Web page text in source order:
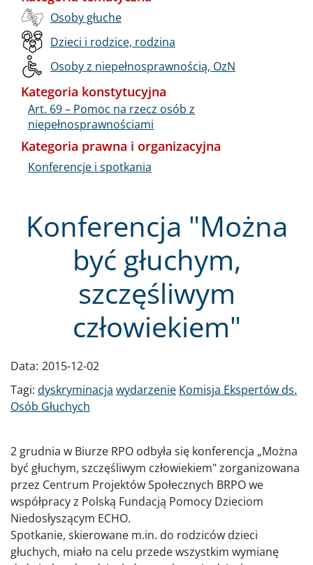
Konferencja "Można
być głuchym,
szczęśliwym
człowiekiem"
Data: 2015-12-02
Tagi: dyskryminacja wydarzenie Komisja Ekspertów ds.
Osób Głuchych
2 grudnia w Biurze RPO odbyła się konferencja „Można
być głuchym, szczęśliwym człowiekiem" zorganizowana
przez Centrum Projektów Społecznych BRPO we
współpracy z Polską Fundacją Pomocy Dzieciom
Niedosłyszącym ECHO.
Spotkanie, skierowane m.in. do rodziców dzieci
głuchych, miało na celu przede wszystkim wymianę
Osoby głuche
Dzieci i rodzice, rodzina
Osoby z niepełnosprawnością, OzN
Kategoria konstytucyjna
Art. 69 – Pomoc na rzecz osób z
niepełnosprawnościami
Kategoria prawna i organizacyjna
Konferencje i spotkania